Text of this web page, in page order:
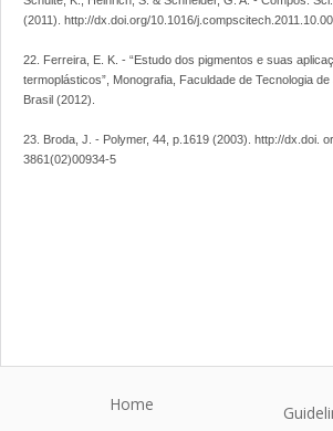
(2011). http://dx.doi.org/10.1016/
22. Ferreira, E. K. - “Estudo dos pigmentos e suas
termoplásticos”, Monografia, Faculdade de Tecnologia de
Brasil (2012).
23. Broda, J. - Polymer, 44, p.1619 (2003). http://dx.doi.
3861(02)00934-5
Home